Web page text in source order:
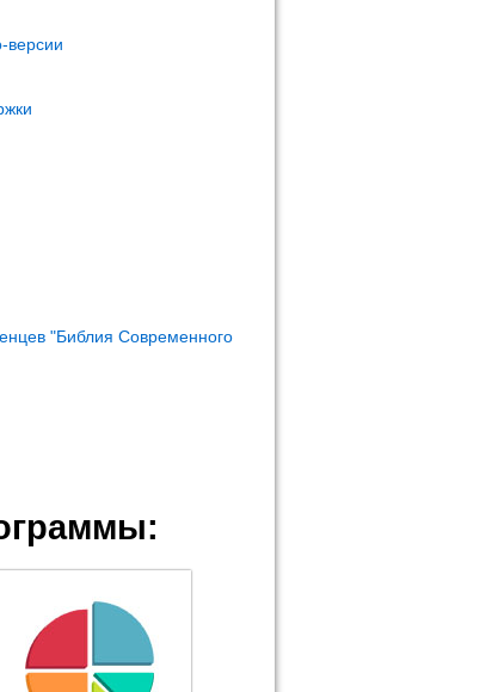
версии
"Библия Современного